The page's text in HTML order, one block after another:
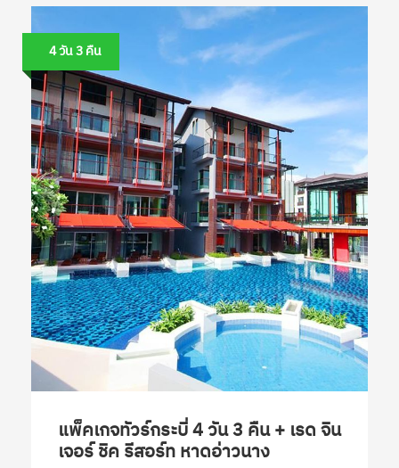
4 วัน 3 คืน
แพ็คเกจทัวร์กระบี่ 4 วัน 3 คืน + เรด จิน
เจอร์ ชิค รีสอร์ท หาดอ่าวนาง